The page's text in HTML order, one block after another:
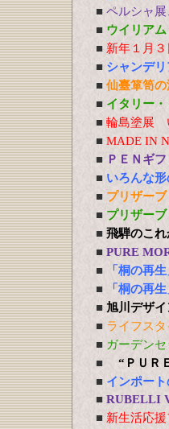
■ ペルシャ
■ ウイリア
■ 新年１月
■ シャンデ
■ 仙臺箪笥の
■ イタリー・
■ 輪島塗展
■ MADE IN
■
ＰＥＮギ
■ いろんな
■ プリザー
■ プリザー
■ 飛騨のこ
■ PURE
■ 「桐の再
■ 「桐の再
■ 旭川デザ
■ ライフス
■ ガーデン
■
“ＰＵＲ
■ インポー
■ RUBELLI
■ 新生活応